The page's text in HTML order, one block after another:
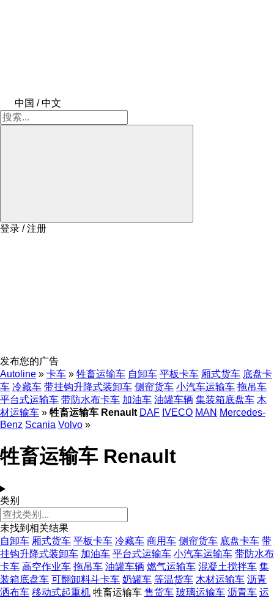
中国 / 中文
登录 / 注册
发布您的广告
Autoline » 卡车 » 牲畜运输车 自卸车 平板卡车 厢式货车 底盘卡
车 冷藏车 带挂钩升降式装卸车 侧帘货车 小汽车运输车 拖吊车
平台式运输车 带防水布卡车 加油车 油罐车辆 集装箱底盘车 木
材运输车 » 牲畜运输车 Renault DAF IVECO MAN Mercedes-
Benz Scania Volvo »
牲畜运输车 Renault
类别
未找到相关结果
自卸车 厢式货车 平板卡车 冷藏车 商用车 侧帘货车 底盘卡车 带
挂钩升降式装卸车 加油车 平台式运输车 小汽车运输车 带防水布
卡车 高空作业车 拖吊车 油罐车辆 燃气运输车 混凝土搅拌车 集
装箱底盘车 可翻卸料斗卡车 奶罐车 等温货车 木材运输车 沥青
洒布车 移动式起重机 牲畜运输车 售货车 玻璃运输车 沥青车 运